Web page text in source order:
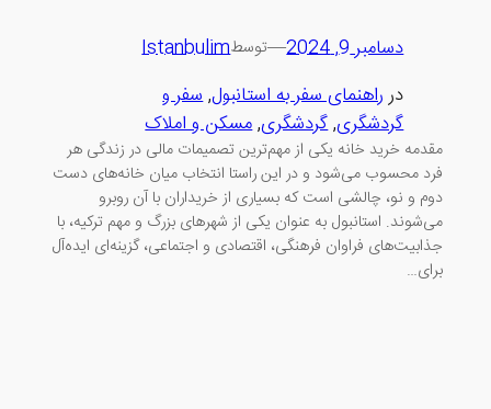
دسامبر 9, 2024 —توسطIstanbulim
در راهنمای سفر به استانبول, سفر و
گردشگری, گردشگری, مسکن و املاک
مقدمه خرید خانه یکی از مهم‌ترین تصمیمات مالی در زندگی هر
فرد محسوب می‌شود و در این راستا انتخاب میان خانه‌های دست
دوم و نو، چالشی است که بسیاری از خریداران با آن روبرو
می‌شوند. استانبول به عنوان یکی از شهرهای بزرگ و مهم ترکیه، با
جذابیت‌های فراوان فرهنگی، اقتصادی و اجتماعی، گزینه‌ای ایده‌آل
برای…